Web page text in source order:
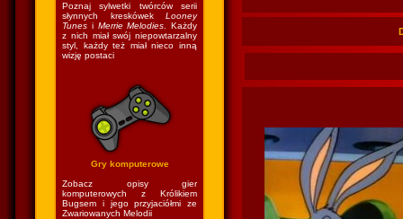
Poznaj sylwetki twórców serii
słynnych kreskówek Looney
Tunes i Merrie Melodies . Każdy
z nich miał swój niepowtarzalny
styl, każdy też miał nieco inną
wizję postaci
Gry komputerowe
Zobacz opisy gier
komputerowych z Królikiem
Bugsem i jego przyjaciółmi ze
Zwariowanych Melodii